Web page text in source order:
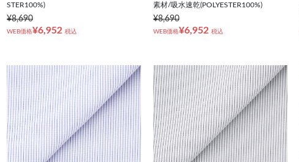
STER100%)
¥8,690
WEB価格¥6,952 税込
素材/吸水速乾(POLYESTER100%)
¥8,690
WEB価格¥6,952 税込